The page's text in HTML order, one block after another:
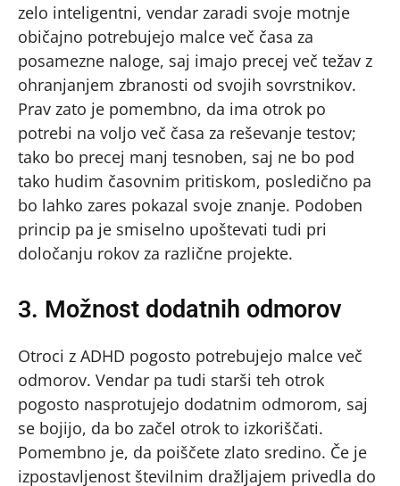
zelo inteligentni, vendar zaradi svoje motnje
običajno potrebujejo malce več časa za
posamezne naloge, saj imajo precej več težav z
ohranjanjem zbranosti od svojih sovrstnikov.
Prav zato je pomembno, da ima otrok po
potrebi na voljo več časa za reševanje testov;
tako bo precej manj tesnoben, saj ne bo pod
tako hudim časovnim pritiskom, posledično pa
bo lahko zares pokazal svoje znanje. Podoben
princip pa je smiselno upoštevati tudi pri
določanju rokov za različne projekte.
3. Možnost dodatnih odmorov
Otroci z ADHD pogosto potrebujejo malce več
odmorov. Vendar pa tudi starši teh otrok
pogosto nasprotujejo dodatnim odmorom, saj
se bojijo, da bo začel otrok to izkoriščati.
Pomembno je, da poiščete zlato sredino. Če je
izpostavljenost številnim dražljajem privedla do